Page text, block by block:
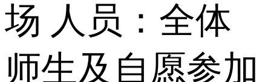
场 人员：全体
师生及自愿参加